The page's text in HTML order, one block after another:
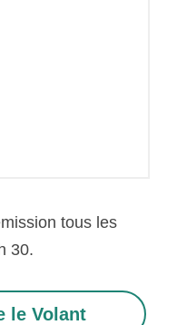
tous les
30.
le Volant